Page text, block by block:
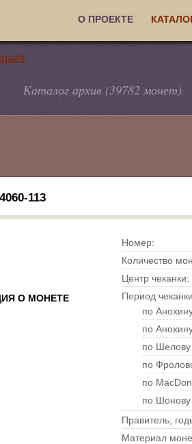
О ПРОЕКТЕ
Каталог архив (39782 монет)
113
О МОНЕТЕ
Номер:
Количество
Центр чеканки:
Период
по
по
по Шелову
по
по
по Шонову
Правитель,
Материал